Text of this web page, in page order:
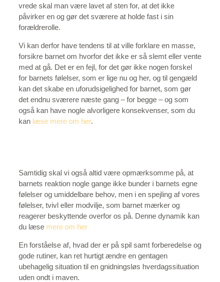
vrede skal man være lavet af sten for, at det ikke
påvirker en og gør det sværere at holde fast i sin
forældrerolle.
Vi kan derfor have tendens til at ville forklare en masse,
forsikre barnet om hvorfor det ikke er så slemt eller vente
med at gå. Det er en fejl, for det gør ikke nogen forskel
for barnets følelser, som er lige nu og her, og til gengæld
kan det skabe en uforudsigelighed for barnet, som gør
det endnu sværere næste gang – for begge – og som
også kan have nogle alvorligere konsekvenser, som du
kan læse mere om her.
Samtidig skal vi også altid være opmærksomme på, at
barnets reaktion nogle gange ikke bunder i barnets egne
følelser og umiddelbare behov, men i en spejling af vores
følelser, tvivl eller modvilje, som barnet mærker og
reagerer beskyttende overfor os på. Denne dynamik kan
du læse mere om her
En forståelse af, hvad der er på spil samt forberedelse og
gode rutiner, kan ret hurtigt ændre en gentagen
ubehagelig situation til en gnidningsløs hverdagssituation
uden ondt i maven.